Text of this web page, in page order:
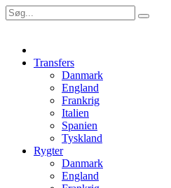
Transfers
Danmark
England
Frankrig
Italien
Spanien
Tyskland
Rygter
Danmark
England